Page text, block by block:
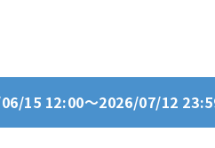
06/15 12:00～2026/07/12